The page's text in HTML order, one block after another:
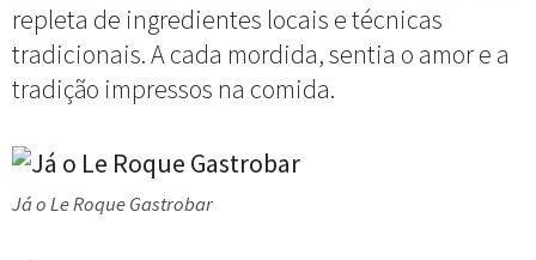
repleta de ingredientes locais e técnicas
tradicionais. A cada mordida, sentia o amor e a
tradição impressos na comida.
Já o Le Roque Gastrobar